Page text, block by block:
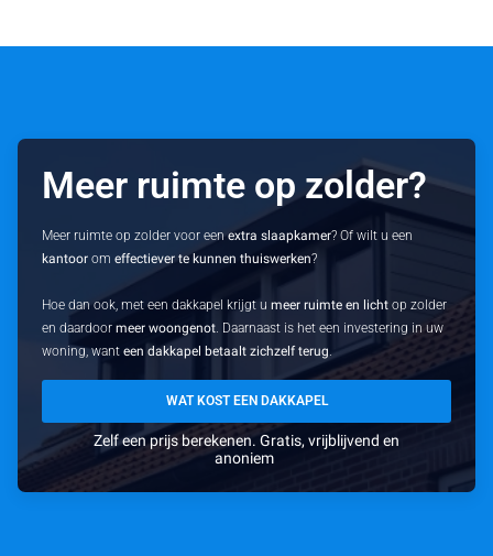
Meer ruimte op zolder?
Meer ruimte op zolder voor eenextra slaapkamer? Of wilt u een
kantoor omeffectiever te kunnen thuiswerken?
Hoe dan ook, met een dakkapel krijgt umeer ruimte en licht op zolder
en daardoormeer woongenot . Daarnaast is het een investering in uw
woning, wanteen dakkapel betaalt zichzelf terug
WAT KOST EEN DAKKAPEL
Zelf een prijs berekenen. Gratis, vrijblijvend en
anoniem